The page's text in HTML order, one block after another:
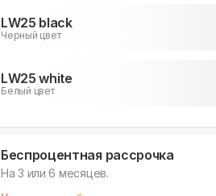
LW25 black
Черный цвет
LW25 white
Белый цвет
Беспроцентная рассрочка
На 3 или 6 месяцев.